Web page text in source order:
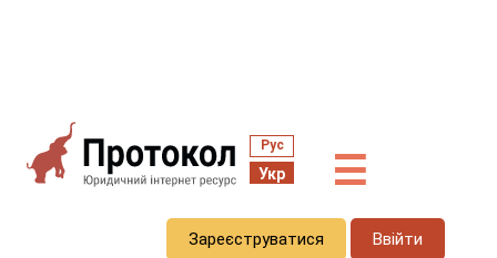
Рус
Укр ☰
Зареєструватися Ввійти